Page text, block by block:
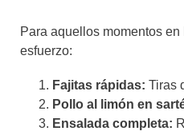
Para aquellos momentos
esfuerzo:
Fajitas rápidas: Tiras
Pollo al limón en
Ensalada completa: